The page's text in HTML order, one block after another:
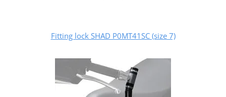
Fitting lock SHAD P0MT41SC (size 7)